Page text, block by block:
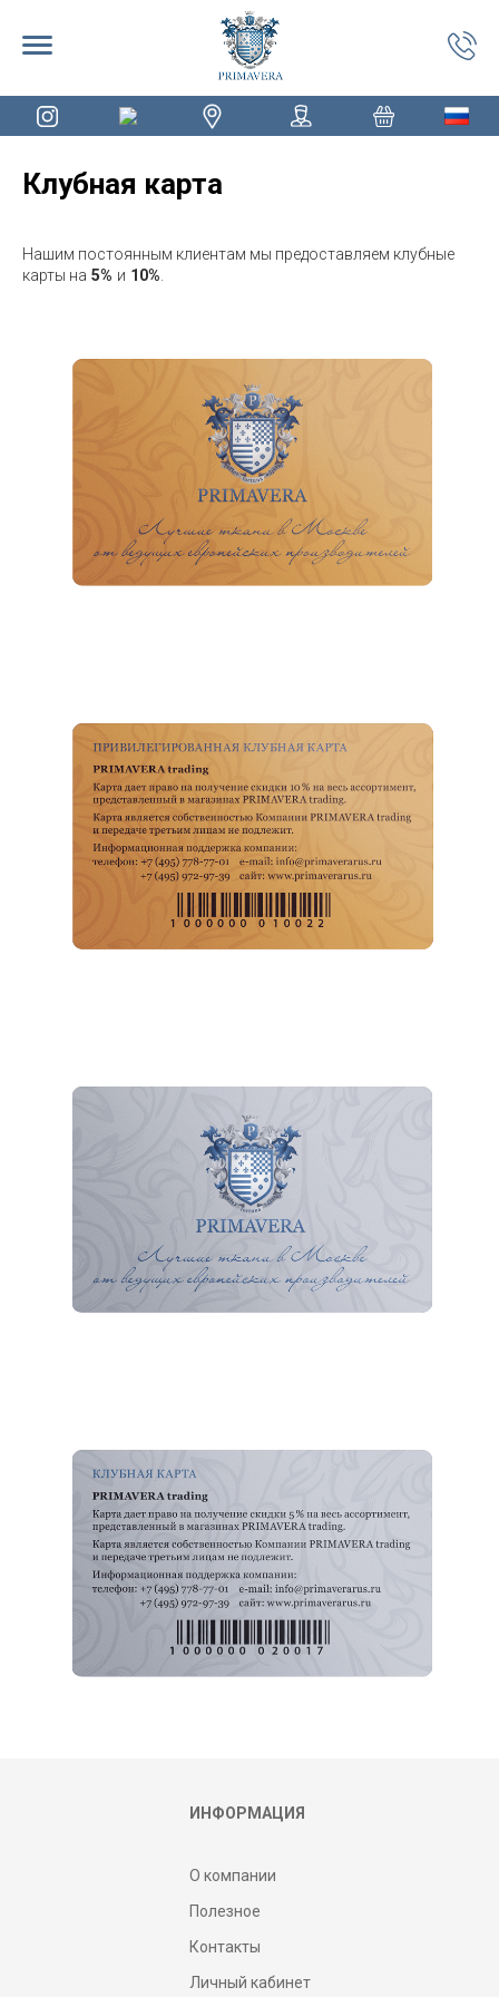
Клубная карта
Нашим постоянным клиентам мы предоставляем клубные
карты на 5% и 10%
ИНФОРМАЦИЯ
О компании
Полезное
Контакты
Личный кабинет